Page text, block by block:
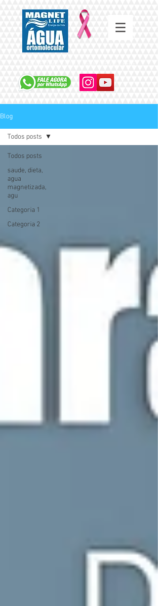
Blog
Todos posts
saude, dieta,
agua
magnetizada,
agu
Categoria 1
Categoria 2
Todos posts